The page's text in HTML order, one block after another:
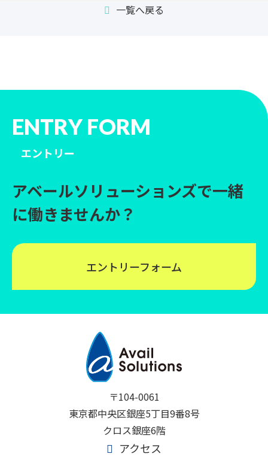
一覧へ戻る
ENTRY FORM
エントリー
アベールソリューションズで一緒
に働きませんか？
エントリーフォーム
〒104-0061
東京都中央区銀座5丁目9番8号
クロス銀座6階
アクセス